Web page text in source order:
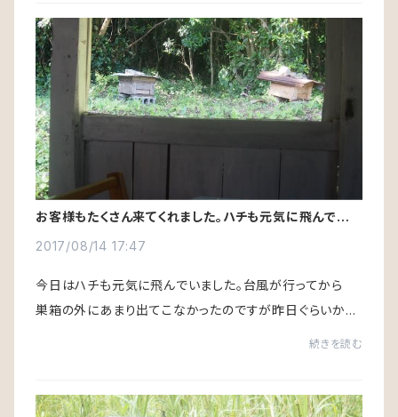
お客様もたくさん来てくれました。ハチも元気に飛んでいま
2017/08/14 17:47
今日はハチも元気に飛んでいました。台風が行ってから
巣箱の外にあまり出てこなかったのですが昨日ぐらいから
続きを読む